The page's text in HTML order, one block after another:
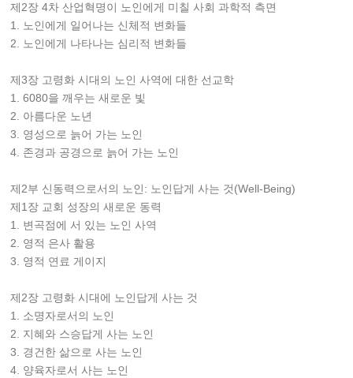
제2장 4차 산업혁명이 노인에게 미칠 사회 과학적 측면
1. 노인에게 일어나는 신체적 변화들
2. 노인에게 나타나는 심리적 변화들
제3장 고령화 시대의 노인 사역에 대한 선교학
1. 6080을 깨우는 새로운 빛
2. 아름다운 노년
3. 영성으로 늙어 가는 노인
4. 존경과 공경으로 늙어 가는 노인
제2부 신동력으로서의 노인: 노인답게 사는 것(Well-Being)
제1장 교회 성장의 새로운 동력
1. 변곡점에 서 있는 노인 사역
2. 영적 은사 활용
3. 영적 연료 게이지
제2장 고령화 시대에 노인답게 사는 것
1. 소명자로서의 노인
2. 지혜와 스승답게 사는 노인
3. 경건한 삶으로 사는 노인
4. 양육자로서 사는 노인